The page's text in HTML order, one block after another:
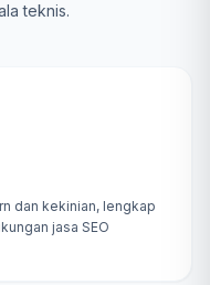
teknis.
dan kekinian, lengkap
jasa SEO